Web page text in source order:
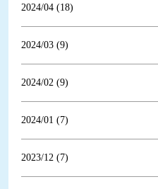
2024/04 (18)
2024/03 (9)
2024/02 (9)
2024/01 (7)
2023/12 (7)